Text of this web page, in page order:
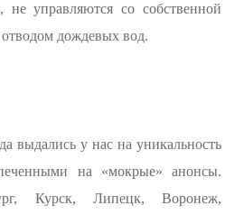
не управляются со собственной
дождевых вод.
выдались у нас на уникальность
на «мокрые» анонсы.
Курск, Липецк, Воронеж,